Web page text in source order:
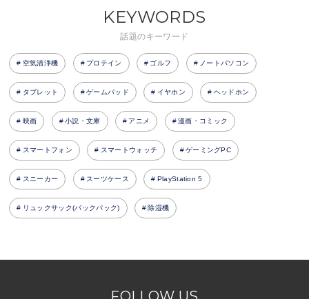
KEYWORDS
話題のキーワード
空気清浄機 プロテイン ゴルフ ノートパソコン
タブレット ゲームパッド イヤホン ヘッドホン
映画 小説・文庫 アニメ 漫画・コミック
スマートフォン スマートウォッチ ゲーミングPC
スニーカー スーツケース PlayStation 5
リュックサック(バックパック) 除湿機